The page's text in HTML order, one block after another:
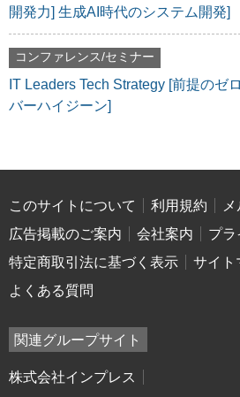
開発力] 生成AI時代のシステム開発]
コンファレンス/セミナー
IT Leaders Tech Strategy [前提のゼ
バーハイジーン]
このサイトについて 利用規約
広告掲載のご案内
会社案内
プラ
特定商取引法に基づく表示
サイト
よくある質問
関連グループサイト
株式会社インプレス